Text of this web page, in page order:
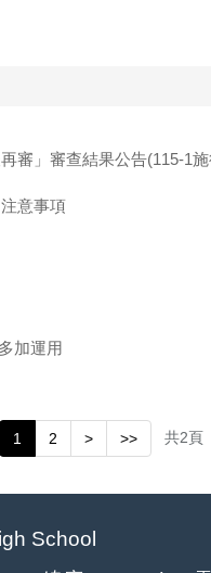
審」審查結果公告(115-1
意事項
加運用
1 2 > >> 共2頁
School